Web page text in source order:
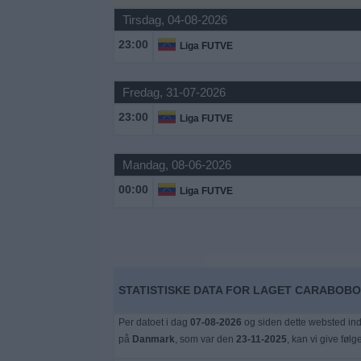
Tirsdag, 04-08-2026
23:00 Liga FUTVE
Fredag, 31-07-2026
23:00 Liga FUTVE
Mandag, 08-06-2026
00:00 Liga FUTVE
STATISTISKE DATA FOR LAGET
Per datoet i dag 07-08-2026 og siden dette websted
på Danmark, som var den 23-11-2025, kan vi give